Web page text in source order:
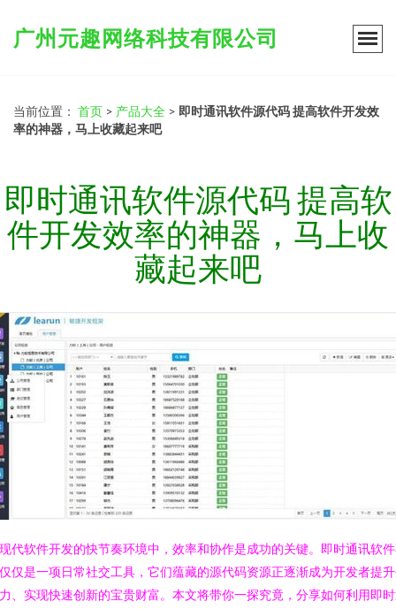
广州元趣网络科技有限公司
当前位置： 首页 > 产品大全 > 即时通讯软件源代码 提高软件开发效
率的神器，马上收藏起来吧
即时通讯软件源代码 提高软
件开发效率的神器，马上收
藏起来吧
代软件开发的快节奏环境中，效率和协作是成功的关键。即时通讯软
仅是一项日常社交工具，它们蕴藏的源代码资源正逐渐成为开发者提
、实现快速创新的宝贵财富。本文将带你一探究竟，分享如何利用即